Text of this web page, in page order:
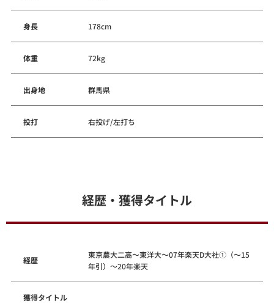
身長 178cm
体重 72kg
出身地 群馬県
投打 右投げ/左打ち
経歴・獲得タイトル
経歴
東京農大二高～東洋大～07年楽天D大社①（～15
年引）～20年楽天
獲得タイトル